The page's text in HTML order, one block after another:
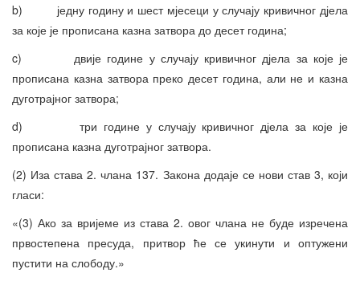
b) једну годину и шест мјесеци у случају кривичног дјела
за које је прописана казна затвора до десет година;
c) двије године у случају кривичног дјела за које је
прописана казна затвора преко десет година, али не и казна
дуготрајног затвора;
d) три године у случају кривичног дјела за које је
прописана казна дуготрајног затвора.
(2) Иза става 2. члана 137. Закона додаје се нови став 3, који
гласи:
«(3) Ако за вријеме из става 2. овог члана не буде изречена
првостепена пресуда, притвор ће се укинути и оптужени
пустити на слободу.»